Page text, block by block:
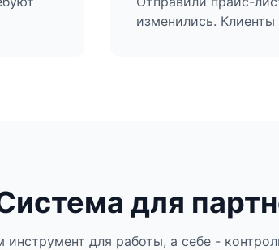
изменились.
для
инструмент для работы, а себе -